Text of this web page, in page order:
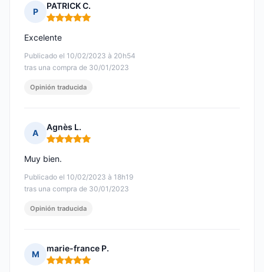
P
PATRICK C.
Nota: 5 de 5
Publicado el 10/02/2023 à 20h54
tras una compra de 30/01/2023
Excelente
Opinión traducida
A
Agnès L.
Nota: 5 de 5
Publicado el 10/02/2023 à 18h19
tras una compra de 30/01/2023
Muy bien.
Opinión traducida
M
marie-france P.
Nota: 5 de 5